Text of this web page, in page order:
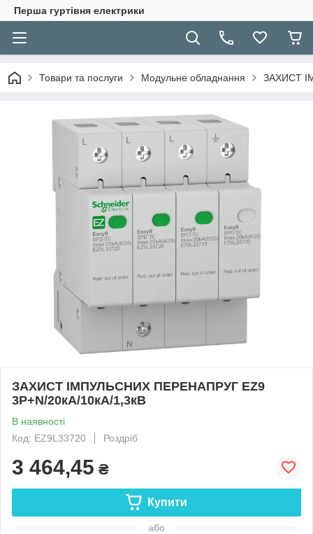
Перша гуртівня електрики
Товари та послуги Модульне обладнання ЗАХИСТ
ЗАХИСТ ІМПУЛЬСНИХ ПЕРЕНАПРУГ EZ9
3Р+N/20кА/10кА/1,3кВ
В наявності
Код: EZ9L33720
Роздріб
3 464,45 ₴
Купити
або